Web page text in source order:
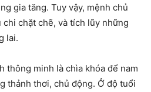
gia tăng. Tuy vậy, mệnh chủ
chặt chẽ, và tích lũy những
lai.
thông minh là chìa khóa để nam
thảnh thơi, chủ động. Ở độ tuổi